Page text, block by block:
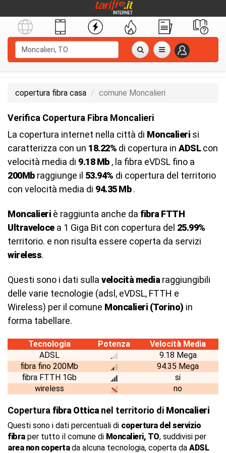
copertura fibra casa comune Moncalieri
Verifica Copertura Fibra Moncalieri
La copertura internet nella città di Moncalieri si
caratterizza con un 18.22% di copertura in ADSLcon
velocità media di 9.18 Mb, la fibra eVDSL fino a
200Mbraggiunge il 53.94% di copertura del territorio
con velocità media di 94.35 Mb.
Moncalieri è raggiunta anche da fibra FTTH
Ultravelocea 1 Giga Bit con copertura del 25.99%
territorio. e non risulta essere coperta da servizi
wireless.
Questi sono i dati sulla velocità media raggiungibili
delle varie tecnologie (adsl, eVDSL, FTTH e
Wireless) per il comune Moncalieri (Torino) in
forma tabellare.
Tecnologia Potenza
Velocità Media
ADSL
9.18 Mega
fibra fino 200Mb
94.35 Mega
fibra FTTH 1Gb
si
wireless
no
Copertura fibra Ottica nel territorio di Moncalieri
Questi sono i dati percentuali di copertura del servizio
fibraper tutto il comune di Moncalieri, TO, suddivisi per
area non copertada alcuna tecnologia, coperta da ADSL